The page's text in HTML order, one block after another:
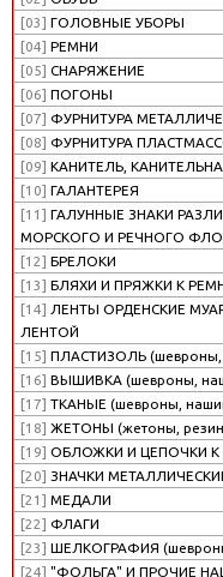
[03] ГОЛОВНЫЕ УБОРЫ
[04] РЕМНИ
[05] СНАРЯЖЕНИЕ
[06] ПОГОНЫ
[07] ФУРНИТУРА
[08] ФУРНИТУРА
[09] КАНИТЕЛЬ,
[10] ГАЛАНТЕРЕЯ
[11] ГАЛУННЫЕ ЗНАКИ
МОРСКОГО И РЕЧНОГО
[12] БРЕЛОКИ
[13] БЛЯХИ И ПРЯЖКИ К
[14] ЛЕНТЫ ОРДЕНСКИЕ
ЛЕНТОЙ
[15] ПЛАСТИЗОЛЬ (шевроны,
[16] ВЫШИВКА (шевроны,
[17] ТКАНЫЕ (шевроны,
[18] ЖЕТОНЫ (жетоны,
[19] ОБЛОЖКИ И ЦЕПОЧКИ К
[20] ЗНАЧКИ
[21] МЕДАЛИ
[22] ФЛАГИ
[23] ШЕЛКОГРАФИЯ
[24] "ФОЛЬГА" И ПРОЧИЕ